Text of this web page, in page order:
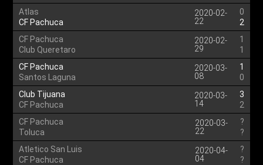
Atlas
CF Pachuca
2020-02-
22
0
2
CF Pachuca
Club Queretaro
2020-02-
29
1
1
CF Pachuca
Santos Laguna
2020-03-
08
1
0
Club Tijuana
CF Pachuca
2020-03-
14
3
2
CF Pachuca
Toluca
2020-03-
22
?
?
Atletico San Luis
CF Pachuca
2020-04-
04
?
?